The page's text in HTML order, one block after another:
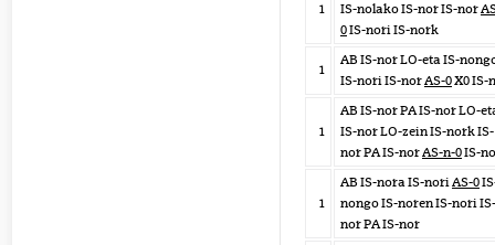
1
IS-nolako IS-nor IS-nor
0IS-nori IS-nork
1
AB IS-nor LO-eta IS-
IS-nori IS-norAS-0X0 IS-
1
AB IS-nor PA IS-nor LO-
IS-nor LO-zein IS-nork IS-
nor PA IS-norAS-n-0IS-
1
AB IS-nora IS-noriAS-0
nongo IS-noren IS-nori IS-
nor PA IS-nor